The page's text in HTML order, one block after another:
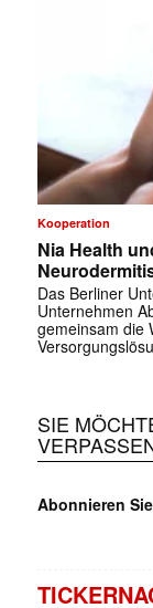
Kooperation
Nia Health
Das Berliner
Unternehmen
gemeinsam die
SIE
Abonnieren Sie